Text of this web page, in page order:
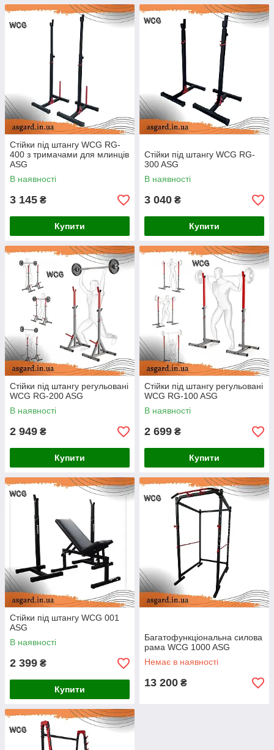
Стійки під штангу WCG RG-
400 з тримачами для млинців
ASG
В наявності
3 145 ₴
Купити
Стійки під штангу WCG RG-
300 ASG
В наявності
3 040 ₴
Купити
Стійки під штангу регульовані
WCG RG-200 ASG
В наявності
2 949 ₴
Купити
Стійки під штангу регульовані
WCG RG-100 ASG
В наявності
2 699 ₴
Купити
Стійки під штангу WCG 001
ASG
В наявності
2 399 ₴
Купити
Багатофункціональна силова
рама WCG 1000 ASG
Немає в наявності
13 200 ₴